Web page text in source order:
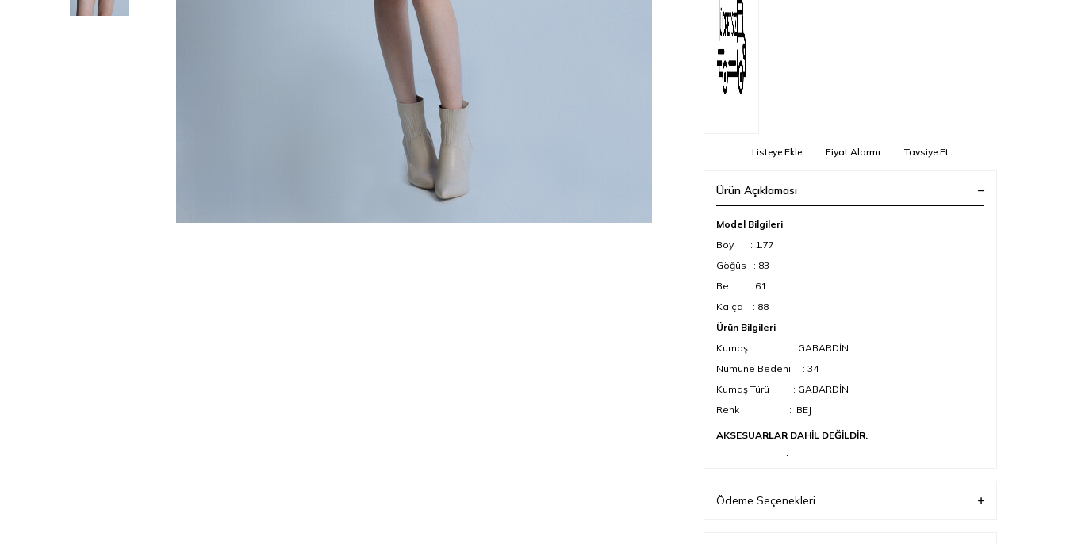
Listeye Ekle Fiyat Alarmı Tavsiye Et
Ürün Açıklaması
Model Bilgileri
Boy : 1.77
Göğüs : 83
Bel : 61
Kalça : 88
Ürün Bilgileri
Kumaş : GABARDİN
Numune Bedeni : 34
Kumaş Türü : GABARDİN
Renk : BEJ
AKSESUARLAR DAHİL DEĞİLDİR.
Ödeme Seçenekleri